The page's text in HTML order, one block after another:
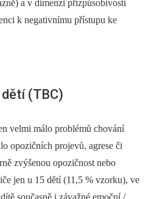
a v dimenzi přizpůsobivosti
k negativnímu přístupu ke
(TBC)
velmi málo problémů chování
opozičních projevů, agrese či
zvýšenou opozičnost nebo
jen u 15 dětí (11,5 % vzorku), ve
současně i závažné emoční /